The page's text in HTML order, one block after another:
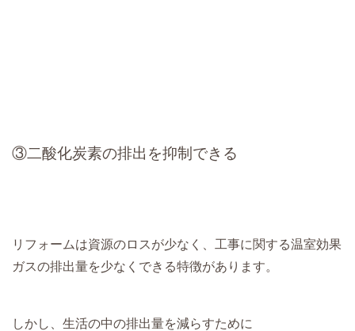
③二酸化炭素の排出を抑制できる
リフォームは資源のロスが少なく、工事に関する温室効果
ガスの排出量を少なくできる特徴があります。
しかし、生活の中の排出量を減らすために